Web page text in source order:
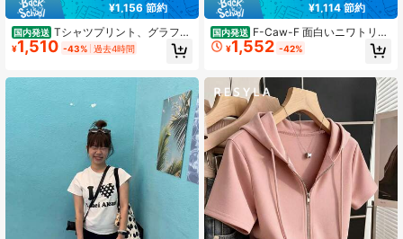
¥1,156 節約
国内発送 Tシャツプリント、グラフィ
ックコットンTシャツ、プラスサイ
ズ、Graph_2_1
¥1,510 -43% 過去4時間
¥1,114 節約
国内発送 F-Caw-F 面白いニワトリの
ユーモア F-Caw-F の引用 Rooster_1
¥1,552 -42%